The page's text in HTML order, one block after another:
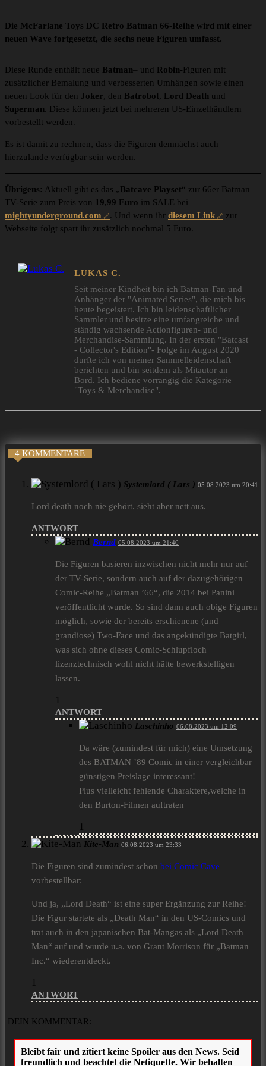
Die McFarlane Toys DC Retro Batman 66-Reihe wird mit einer
neuen Wave fortgesetzt, die sechs neue Figuren umfasst.
Diese Runde enthält neue Batman– und Robin-Figuren mit
zusätzlicher Bemalung und verbesserten Umhängen sowie einen
neuen Look für den Joker, den Batrobot, Lord Death und
Superman. Diese können jetzt bei mehreren US-Einzelhändlern
vorbestellt werden.
Es ist damit zu rechnen, dass die Figuren demnächst auch
hierzulande verfügbar sein werden.
Übrigens: Aktuell gibt es das „Batcave Playset“ zur 66er Batman
TV-Serie zum Preis von 19,99 Euro im SALE bei
mightyunderground.com
. Und wenn ihr diesem Link
zur
Webseite folgt spart ihr zusätzlich nochmal 5 Euro.
LUKAS C.
Seit meiner Kindheit bin ich Batman-Fan und
Anhänger der "Animated Series", die mich bis
heute begeistert. Ich bin leidenschaftlicher
Sammler und besitze eine umfangreiche und
ständig wachsende Actionfiguren- und
Merchandise-Sammlung. In der ersten "Batcast
- Collector's Edition"- Folge im August 2020
durfte ich von meiner Sammelleidenschaft
berichten und bin seitdem als Mitautor an
Bord. Ich bediene vorrangig die Kategorie
"Toys & Merchandise".
4 KOMMENTARE
Systemlord ( Lars ) 05.08.2023 um 20:41
Lord death noch nie gehört. sieht aber nett aus.
ANTWORT
Bernd 05.08.2023 um 21:40
Die Figuren basieren inzwischen nicht mehr nur auf
der TV-Serie, sondern auch auf der dazugehörigen
Comic-Reihe „Batman ’66“, die 2014 bei Panini
veröffentlicht wurde. So sind dann auch obige Figuren
möglich, sowie der bereits erschienene (und
grandiose) Two-Face und das angekündigte Batgirl,
was sich ohne dieses Comic-Schlupfloch
lizenztechnisch wohl nicht hätte bewerkstelligen
lassen.
1
ANTWORT
Laschinho 06.08.2023 um 12:09
Da wäre (zumindest für mich) eine Umsetzung
des BATMAN ’89 Comic in einer vergleichbar
günstigen Preislage interessant!
Plus vielleicht fehlende Charaktere,welche in
den Burton-Filmen auftraten
1
Kite-Man 06.08.2023 um 23:33
Die Figuren sind zumindest schon bei Comic Cave
vorbestellbar:
Und ja, „Lord Death“ ist eine super Ergänzung zur Reihe!
Die Figur startete als „Death Man“ in den US-Comics und
trat auch in den japanischen Bat-Mangas als „Lord Death
Man“ auf und wurde u.a. von Grant Morrison für „Batman
Inc.“ wiederentdeckt.
1
ANTWORT
DEIN KOMMENTAR: